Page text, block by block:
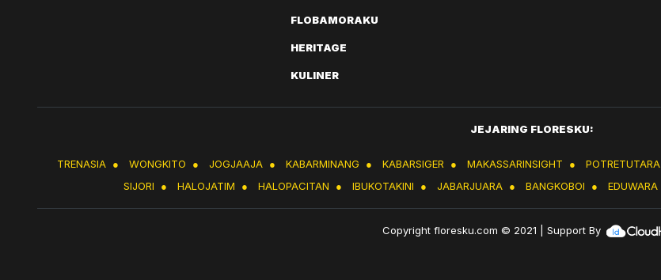
FLOBAMORAKU
HERITAGE
KULINER
JEJARING FLORESKU:
TRENASIA ● WONGKITO ● JOGJAAJA ● KABARMINANG ● KABARSIGER ● MAKASSARINSIGHT ● POTRETUTARA
SIJORI
● HALOJATIM ● HALOPACITAN ● IBUKOTAKINI ● JABARJUARA ● BANGKOBOI ● EDUWARA
Copyrightfloresku.com © 2021 | Support By